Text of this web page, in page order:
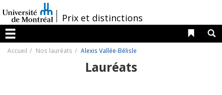
au
contenu
/Prix et distinctions
Menu
Liens
Accueil Nos lauréats Alexis Vallée-Bélisle
Lauréats